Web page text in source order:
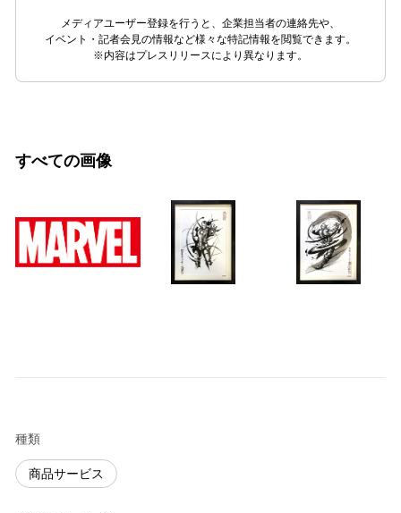
メディアユーザー登録を行うと、企業担当者の連絡先や、
イベント・記者会見の情報など様々な特記情報を閲覧できます。
※内容はプレスリリースにより異なります。
すべての画像
種類
商品サービス